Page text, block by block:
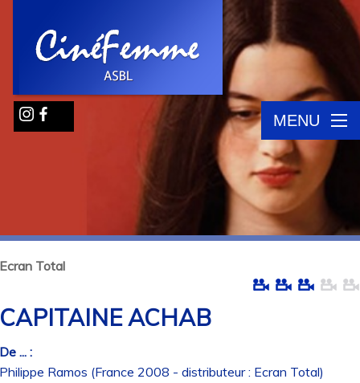
MENU
Total
ACHAB
... :
Ramos (France 2008 - distributeur : Ecran Total)